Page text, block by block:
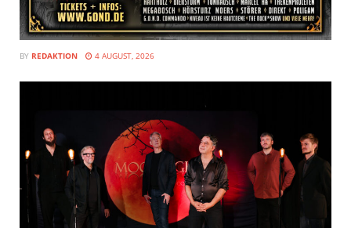
BY REDAKTION 4 AUGUST, 2026